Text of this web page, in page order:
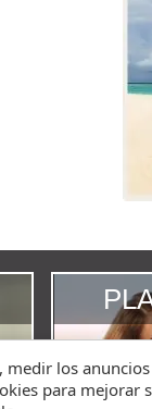
medir los
para mejorar